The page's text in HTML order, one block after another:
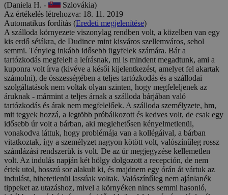
(Daniela H. -
Szlovákia)
Az értékelés létrehozva: 18. 11. 2019
Automatikus fordítás (Eredeti megjelenítése)
A szálloda környezete viszonylag rendben volt, a közelben van egy
kis erdő sétákra, de Dudince mint kisváros szellemváros, sehol
semmi. Tényleg inkább idősebb ügyfelek számára. Bár a
tartózkodás megfelelt a leírásnak, mi is mindent megadtunk, ami a
kuponra volt írva (kivéve a késői kijelentkezést, amelyet fel akartak
számolni), de összességében a teljes tartózkodás és a szállodai
szolgáltatások nem voltak olyan szinten, hogy megfeleljenek az
áruknak - mármint a teljes árnak a szálloda bárjában való
tartózkodás és árak nem megfelelőek. A szálloda személyzete, hm,
mit tegyek hozzá, a legtöbb próbálkozott és kedves volt, de csak egy
idősebb úr volt a bárban, aki meglehetősen kényelmetlenül,
vonakodva láttuk, hogy problémája van a kollégáival, a bárban
vitatkoztak, így a személyzet nagyon kötött volt, valószínűleg rossz
számlázási rendszerük is volt. De az úr megjegyzése kellemetlen
volt. Az indulás napján két hölgy dolgozott a recepción, de nem
értek utol, hosszú sor alakult ki, és majdnem egy órán át vártuk az
indulást, hihetetlenül lassúak voltak. Valószínűleg nem ajánlanék
tippeket az utazáshoz, mivel a környéken nincs semmi hasonló,